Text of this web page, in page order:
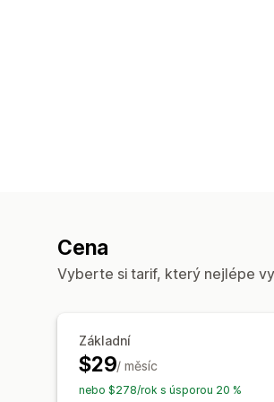
Cena
Vyberte si tarif, který nejlépe
Základní
$29/ měsíc
nebo $278/rok s úsporou 20 %